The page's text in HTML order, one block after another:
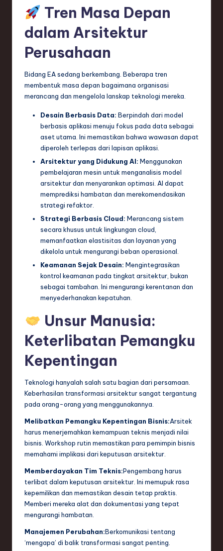
Tren Masa Depan
dalam Arsitektur
Perusahaan
Bidang EA sedang berkembang. Beberapa tren
membentuk masa depan bagaimana organisasi
merancang dan mengelola lanskap teknologi mereka.
Desain Berbasis Data: Berpindah dari model
berbasis aplikasi menuju fokus pada data sebagai
aset utama. Ini memastikan bahwa wawasan dapat
diperoleh terlepas dari lapisan aplikasi.
Arsitektur yang Didukung AI: Menggunakan
pembelajaran mesin untuk menganalisis model
arsitektur dan menyarankan optimasi. AI dapat
memprediksi hambatan dan merekomendasikan
strategi refaktor.
Strategi Berbasis Cloud: Merancang sistem
secara khusus untuk lingkungan cloud,
memanfaatkan elastisitas dan layanan yang
dikelola untuk mengurangi beban operasional.
Keamanan Sejak Desain: Mengintegrasikan
kontrol keamanan pada tingkat arsitektur, bukan
sebagai tambahan. Ini mengurangi kerentanan dan
menyederhanakan kepatuhan.
Unsur Manusia:
Keterlibatan Pemangku
Kepentingan
Teknologi hanyalah salah satu bagian dari persamaan.
Keberhasilan transformasi arsitektur sangat tergantung
pada orang-orang yang menggunakannya.
Melibatkan Pemangku Kepentingan Bisnis:Arsitek
harus menerjemahkan kemampuan teknis menjadi nilai
bisnis. Workshop rutin memastikan para pemimpin bisnis
memahami implikasi dari keputusan arsitektur.
Memberdayakan Tim Teknis:Pengembang harus
terlibat dalam keputusan arsitektur. Ini memupuk rasa
kepemilikan dan memastikan desain tetap praktis.
Memberi mereka alat dan dokumentasi yang tepat
mengurangi hambatan.
Manajemen Perubahan:Berkomunikasi tentang
‘mengapa’ di balik transformasi sangat penting.